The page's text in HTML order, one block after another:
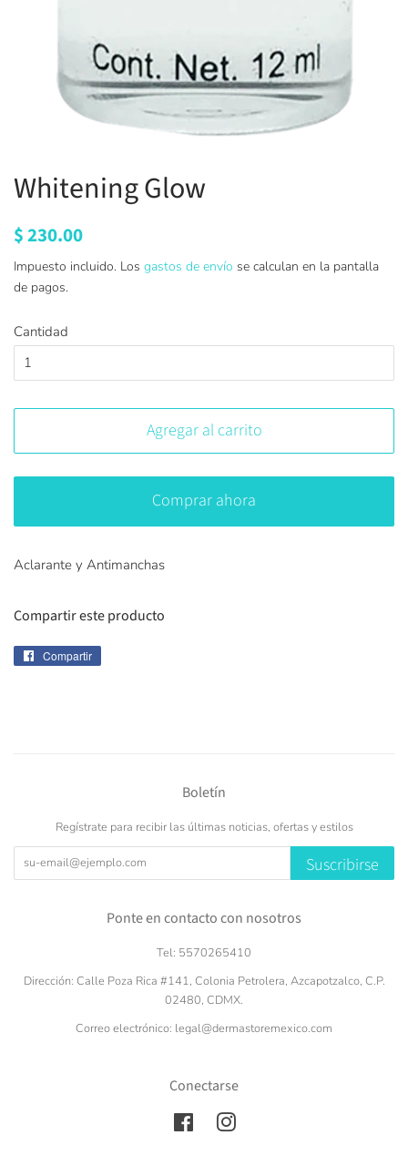
Whitening Glow
Precio
$ 230.00
oferta
Impuesto incluido. Los gastos de envío se calculan en la pantalla
de pagos.
Cantidad
Agregar al carrito
Comprar ahora
Aclarante y Antimanchas
Compartir este producto
Compartir
Boletín
Regístrate para recibir las últimas noticias, ofertas y estilos
Suscribirse
Ponte en contacto con nosotros
Tel: 5570265410
Dirección: Calle Poza Rica #141, Colonia Petrolera, Azcapotzalco, C.P.
02480, CDMX.
Correo electrónico: legal@dermastoremexico.com
Conectarse
FacebookInstagram